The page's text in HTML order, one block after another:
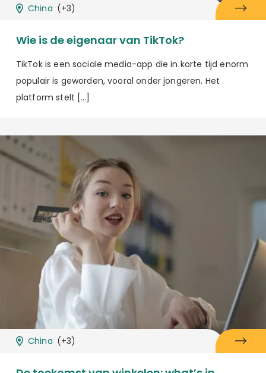
China (+3)
Wie is de eigenaar van TikTok?
TikTok is een sociale media-app die in korte tijd enorm
populair is geworden, vooral onder jongeren. Het
platform stelt […]
China (+3)